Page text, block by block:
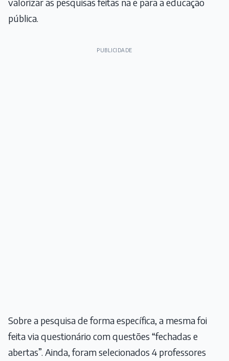
pública.
PUBLICIDADE
Sobre a pesquisa de forma específica, a mesma foi
feita via questionário com questões “fechadas e
abertas”. Ainda, foram selecionados 4 professores